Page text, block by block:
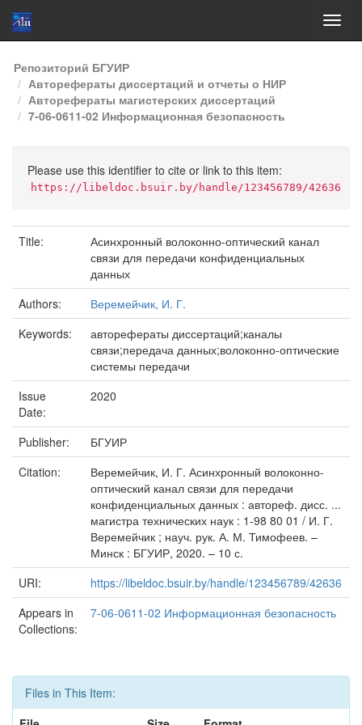
Skip
navigation
Репозиторий БГУИР
Авторефераты диссертаций и отчеты о НИР
Авторефераты магистерских диссертаций
7-06-0611-02 Информационная безопасность
Please use this identifier to cite or link to this item:
https://libeldoc.bsuir.by/handle/123456789/42636
Title:
Асинхронный волоконно-оптический канал
связи для передачи конфиденциальных
данных
Authors:
Веремейчик, И. Г.
Keywords:
авторефераты диссертаций;каналы
связи;передача данных;волоконно-оптические
системы передачи
Issue
Date:
2020
Publisher:
БГУИР
Citation:
Веремейчик, И. Г. Асинхронный волоконно-
оптический канал связи для передачи
конфиденциальных данных : автореф. дисс. ...
магистра технических наук : 1-98 80 01 / И. Г.
Веремейчик ; науч. рук. А. М. Тимофеев. –
Минск : БГУИР, 2020. – 10 с.
URI:
https://libeldoc.bsuir.by/handle/123456789/42636
Appears in
Collections:
7-06-0611-02 Информационная безопасность
Files in This Item: